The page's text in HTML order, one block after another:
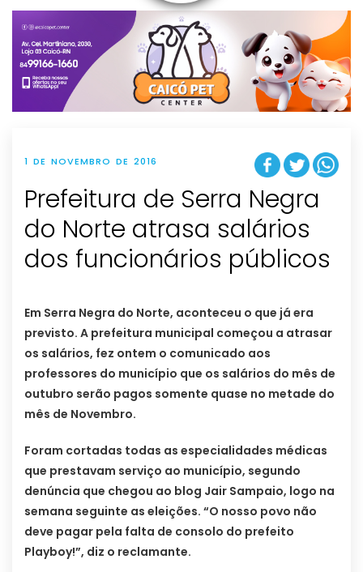
v
g
t
i
o
n
1 DE NOVEMBRO DE 2016
Prefeitura de Serra Negra
do Norte atrasa salários
dos funcionários públicos
Em Serra Negra do Norte, aconteceu o que já era
previsto. A prefeitura municipal começou a atrasar
os salários, fez ontem o comunicado aos
professores do município que os salários do mês de
outubro serão pagos somente quase no metade do
mês de Novembro.
Foram cortadas todas as especialidades médicas
que prestavam serviço ao município, segundo
denúncia que chegou ao blog Jair Sampaio, logo na
semana seguinte as eleições. “O nosso povo não
deve pagar pela falta de consolo do prefeito
Playboy!”, diz o reclamante.